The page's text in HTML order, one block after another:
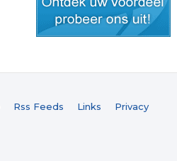
Rss Feeds Links Privacy